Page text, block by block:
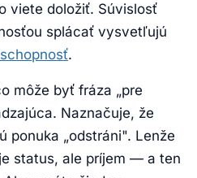
viete doložiť. Súvislosť
splácať vysvetľujú
.
môže byť fráza „pre
Naznačuje, že
ponuka „odstráni". Lenže
status, ale príjem — a ten